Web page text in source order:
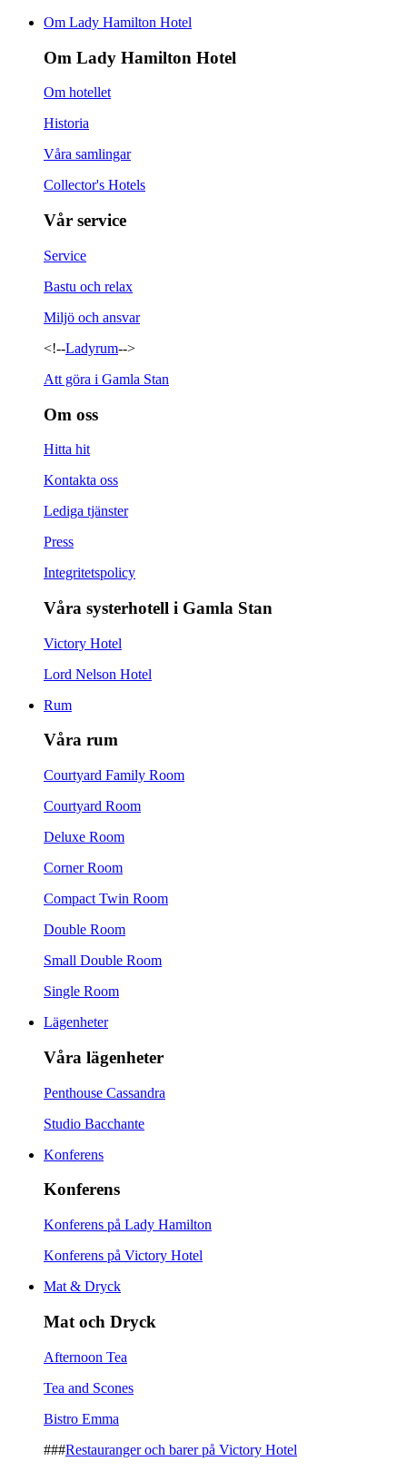
Om Lady Hamilton Hotel
Om Lady Hamilton Hotel
Om hotellet
Historia
Våra samlingar
Collector's Hotels
Vår service
Service
Bastu och relax
Miljö och ansvar
<!--Ladyrum-->
Att göra i Gamla Stan
Om oss
Hitta hit
Kontakta oss
Lediga tjänster
Press
Integritetspolicy
Våra systerhotell i Gamla Stan
Victory Hotel
Lord Nelson Hotel
Rum
Våra rum
Courtyard Family Room
Courtyard Room
Deluxe Room
Corner Room
Compact Twin Room
Double Room
Small Double Room
Single Room
Lägenheter
Våra lägenheter
Penthouse Cassandra
Studio Bacchante
Konferens
Konferens
Konferens på Lady Hamilton
Konferens på Victory Hotel
Mat & Dryck
Mat och Dryck
Afternoon Tea
Tea and Scones
Bistro Emma
###Restauranger och barer på Victory Hotel